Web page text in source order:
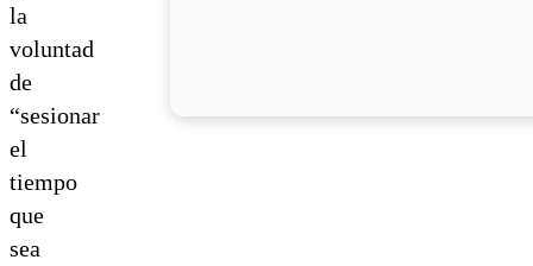
la
voluntad
de
“sesionar
el
tiempo
que
sea